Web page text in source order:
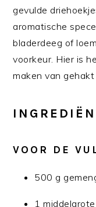
gevulde
aromatische
bladerdeeg of
voorkeur. Hier is
maken van gehakt
VOOR DE
500 g
1